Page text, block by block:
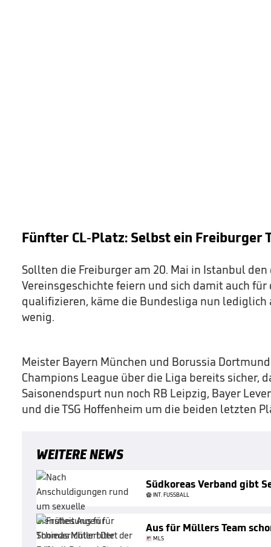
Fünfter CL-Platz: Selbst ein Freiburger
Sollten die Freiburger am 20. Mai in Istanbul
Vereinsgeschichte feiern und sich damit auch für
qualifizieren, käme die Bundesliga nun lediglich
wenig.
Meister Bayern München und Borussia
Champions League über die Liga bereits sicher,
Saisonendspurt nun noch RB Leipzig, Bayer
und die TSG Hoffenheim um die beiden letzten
WEITERE NEWS
Südkoreas Verband gibt
INT. FUSSBALL
Aus für Müllers Team
MLS